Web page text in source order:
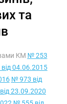
та
КМ № 253
04.06.2015
№ 973 від
23.09.2020